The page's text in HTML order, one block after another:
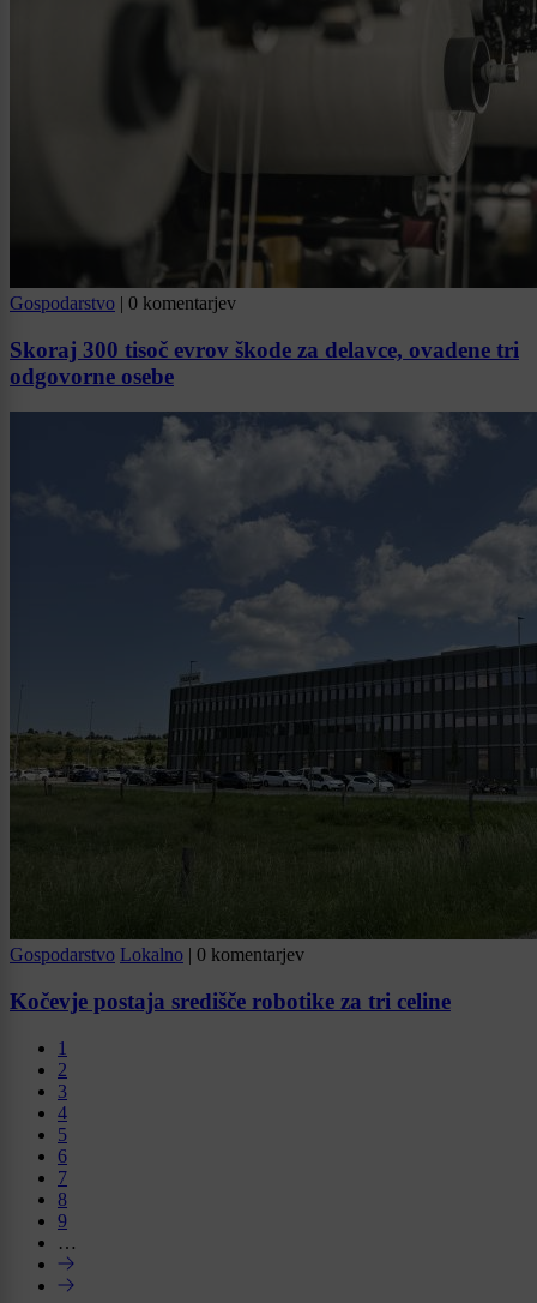
Gospodarstvo | 0 komentarjev
Skoraj 300 tisoč evrov škode za delavce, ovadene tri
odgovorne osebe
Gospodarstvo Lokalno | 0 komentarjev
Kočevje postaja središče robotike za tri celine
1
2
3
4
5
6
7
8
9
…